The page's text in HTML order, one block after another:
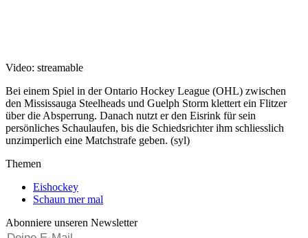
Video: streamable
Bei einem Spiel in der Ontario Hockey League (OHL) zwischen
den Mississauga Steelheads und Guelph Storm klettert ein Flitzer
über die Absperrung. Danach nutzt er den Eisrink für sein
persönliches Schaulaufen, bis die Schiedsrichter ihm schliesslich
unzimperlich eine Matchstrafe geben. (syl)
Themen
Eishockey
Schaun mer mal
Abonniere unseren Newsletter